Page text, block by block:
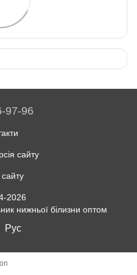
97-96
сайту
2026
нижньої білизни оптом
Рус